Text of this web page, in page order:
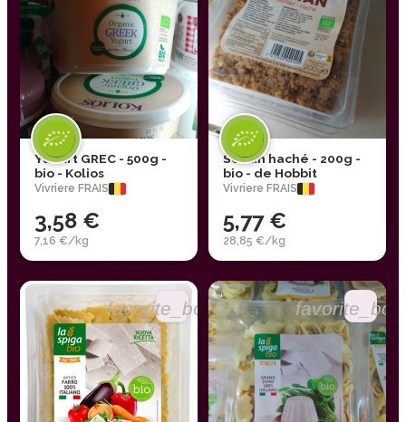
Yaourt GREC - 500g -
bio - Kolios
Vivriere FRAIS
3,58 €
7,16 €/kg
Seitan haché - 200g -
bio - de Hobbit
Vivriere FRAIS
5,77 €
28,85 €/kg
favorite_border